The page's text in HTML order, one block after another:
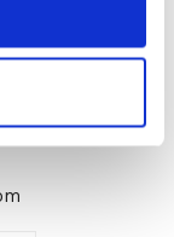
de 10´00 a 12
de